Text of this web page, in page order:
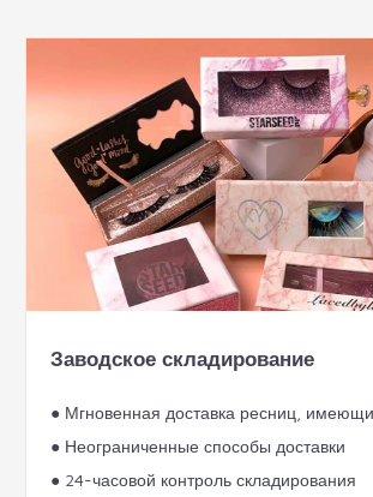
Заводское складирование
● Мгновенная доставка ресниц,
● Неограниченные способы доставки
● 24-часовой контроль складирования